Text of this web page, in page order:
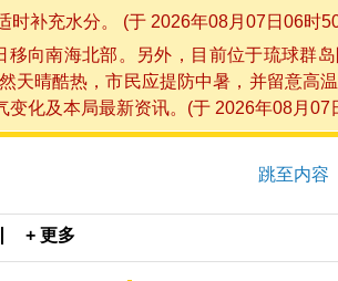
补充水分。 (于 2026年08月07日06时
向南海北部。另外，目前位于琉球群
天晴酷热，市民应提防中暑，并留意高
化及本局最新资讯。(于 2026年08月07
跳至内容
+ 更多